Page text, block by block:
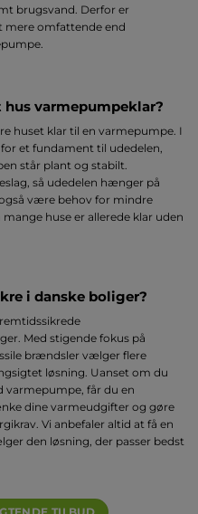
brugsvand. Derfor er
mere omfattende end
varmepumpeklar?
huset klar til en varmepumpe. I
et fundament til udedelen,
står plant og stabilt.
så udedelen hænger på
være behov for mindre
huse er allerede klar uden
i danske boliger?
Med stigende fokus på
brændsler vælger flere
løsning. Uanset om du
får du en
dine varmeudgifter og gøre
Vi anbefaler altid at få en
den løsning, der passer bedst